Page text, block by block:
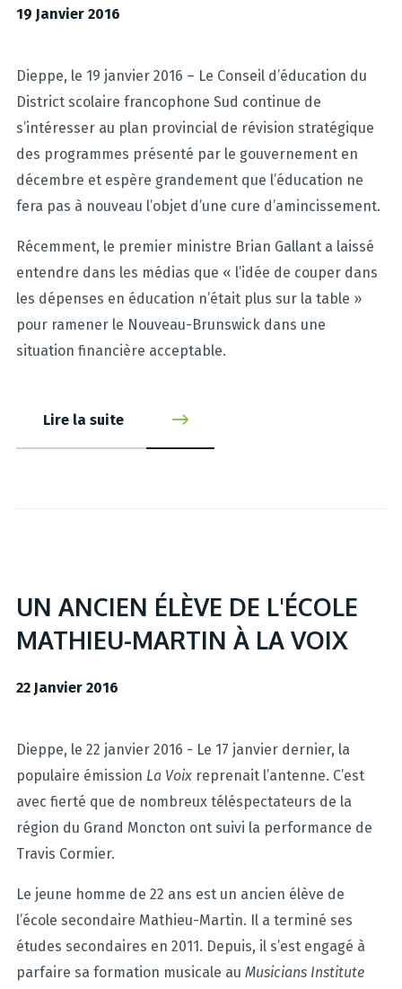
19 Janvier 2016
Dieppe, le 19 janvier 2016 – Le Conseil d’éducation du
District scolaire francophone Sud continue de
s’intéresser au plan provincial de révision stratégique
des programmes présenté par le gouvernement en
décembre et espère grandement que l’éducation ne
fera pas à nouveau l’objet d’une cure d’amincissement.
Récemment, le premier ministre Brian Gallant a laissé
entendre dans les médias que « l’idée de couper dans
les dépenses en éducation n’était plus sur la table »
pour ramener le Nouveau-Brunswick dans une
situation financière acceptable.
Lire la suite
UN ANCIEN ÉLÈVE DE L'ÉCOLE
MATHIEU-MARTIN À LA VOIX
22 Janvier 2016
Dieppe, le 22 janvier 2016 - Le 17 janvier dernier, la
populaire émission La Voixreprenait l’antenne. C’est
avec fierté que de nombreux téléspectateurs de la
région du Grand Moncton ont suivi la performance de
Travis Cormier.
Le jeune homme de 22 ans est un ancien élève de
l’école secondaire Mathieu-Martin. Il a terminé ses
études secondaires en 2011. Depuis, il s’est engagé à
parfaire sa formation musicale au Musicians Institute